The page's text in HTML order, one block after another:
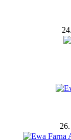
24.
26.